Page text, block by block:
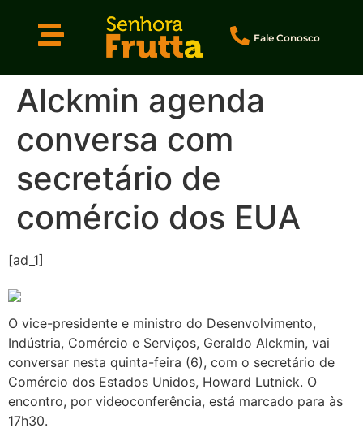
Fale Conosco
Alckmin agenda
conversa com
secretário de
comércio dos EUA
[ad_1]
O vice-presidente e ministro do Desenvolvimento,
Indústria, Comércio e Serviços, Geraldo Alckmin, vai
conversar nesta quinta-feira (6), com o secretário de
Comércio dos Estados Unidos, Howard Lutnick. O
encontro, por videoconferência, está marcado para às
17h30.